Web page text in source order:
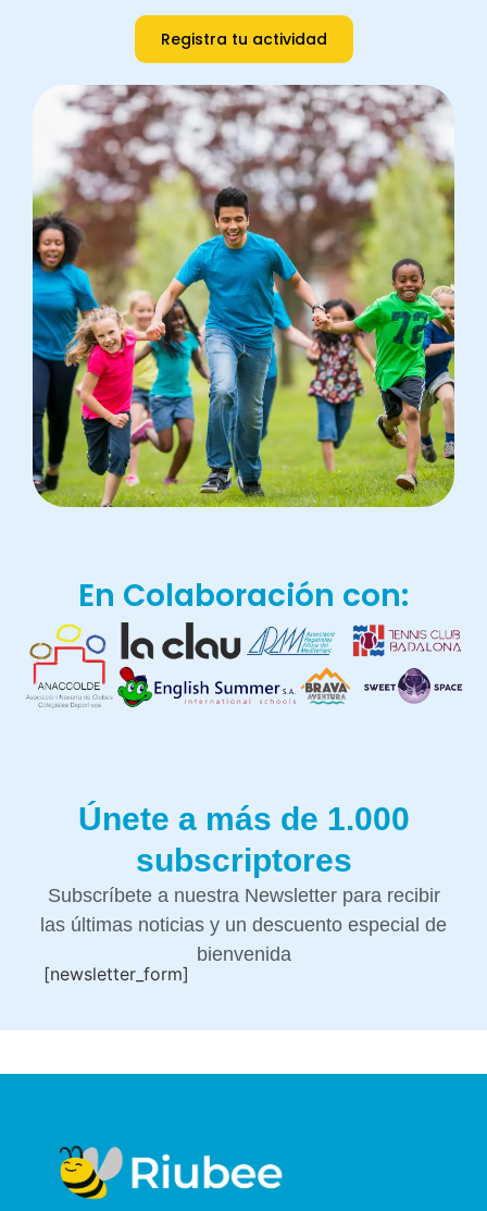
Registra tu actividad
En Colaboración con:
Únete a más de 1.000
subscriptores
Subscríbete a nuestra Newsletter para recibir
las últimas noticias y un descuento especial de
bienvenida
[newsletter_form]